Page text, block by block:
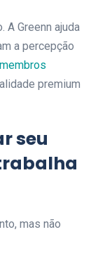
A Greenn ajuda
a percepção
premium
seu
mas não